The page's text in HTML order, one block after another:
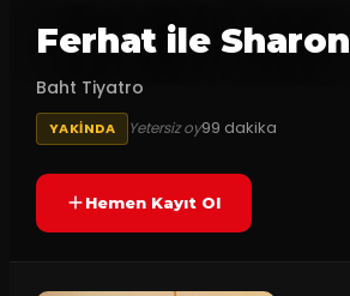
Ferhat ile Sharon
Baht Tiyatro
YAKINDA Yetersiz oy99 dakika
Hemen Kayıt Ol